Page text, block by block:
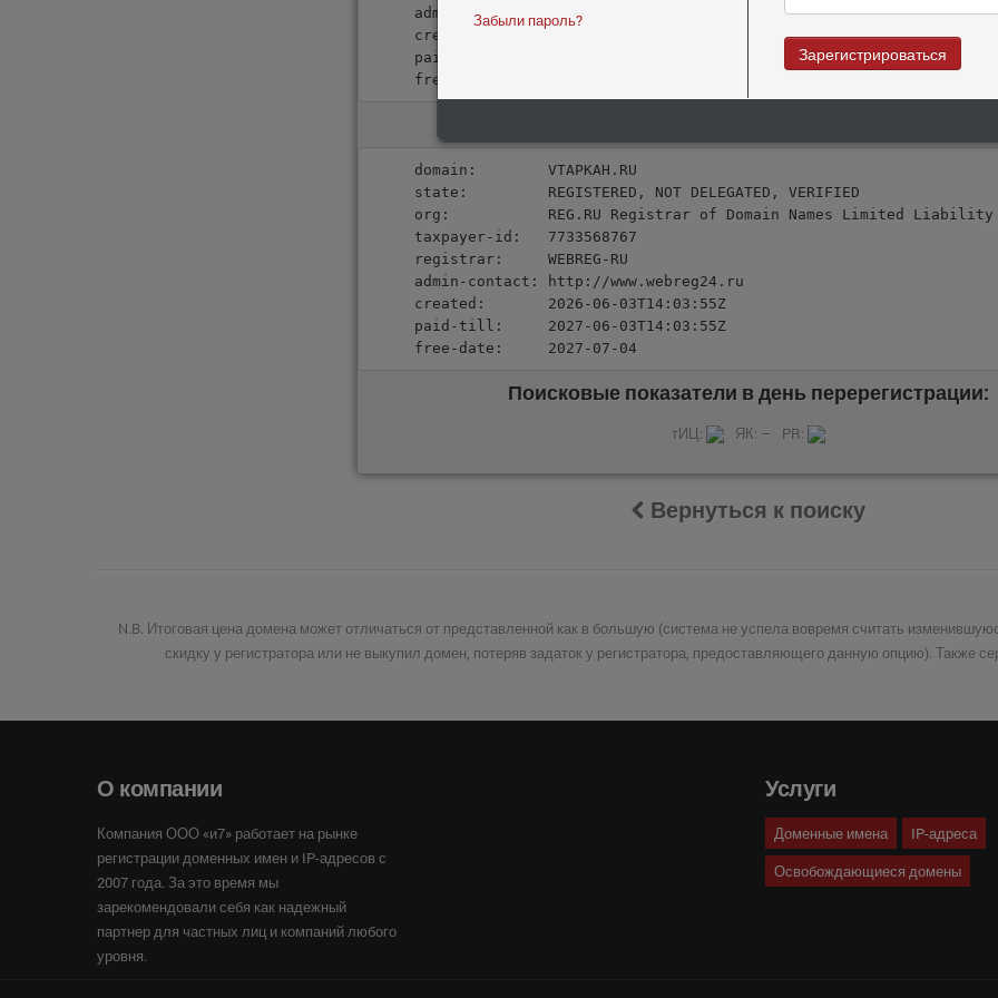
Забыли пароль?
Зарегистрироваться
admin-contact: http://www.reg.ru/whois/admin_contact
created:       2012-05-03T06:11:36Z
paid-till:     2026-05-03T07:11:36Z
free-date:     2026-06-03
domain:        VTAPKAH.RU
state:         REGISTERED, NOT DELEGATED, VERIFIED
org:           REG.RU Registrar of Domain Names Limited Liability
taxpayer-id:   7733568767
registrar:     WEBREG-RU
admin-contact: http://www.webreg24.ru
created:       2026-06-03T14:03:55Z
paid-till:     2027-06-03T14:03:55Z
free-date:     2027-07-04
Поисковые показатели в день перерегистрации:
тИЦ: ЯК: – PR:
Вернуться к поиску
N.B. Итоговая цена домена может отличаться от представленной как в большую (система не успела вовремя считать
скидку у регистратора или не выкупил домен, потеряв задаток у регистратора, предоставляющего данную опцию). Также
О компании
Компания ООО «и7» работает на рынке
регистрации доменных имен и IP-адресов с
2007 года. За это время мы
зарекомендовали себя как надежный
партнер для частных лиц и компаний любого
уровня.
Услуги
Доменные имена
IP-адреса
Освобождающиеся домены